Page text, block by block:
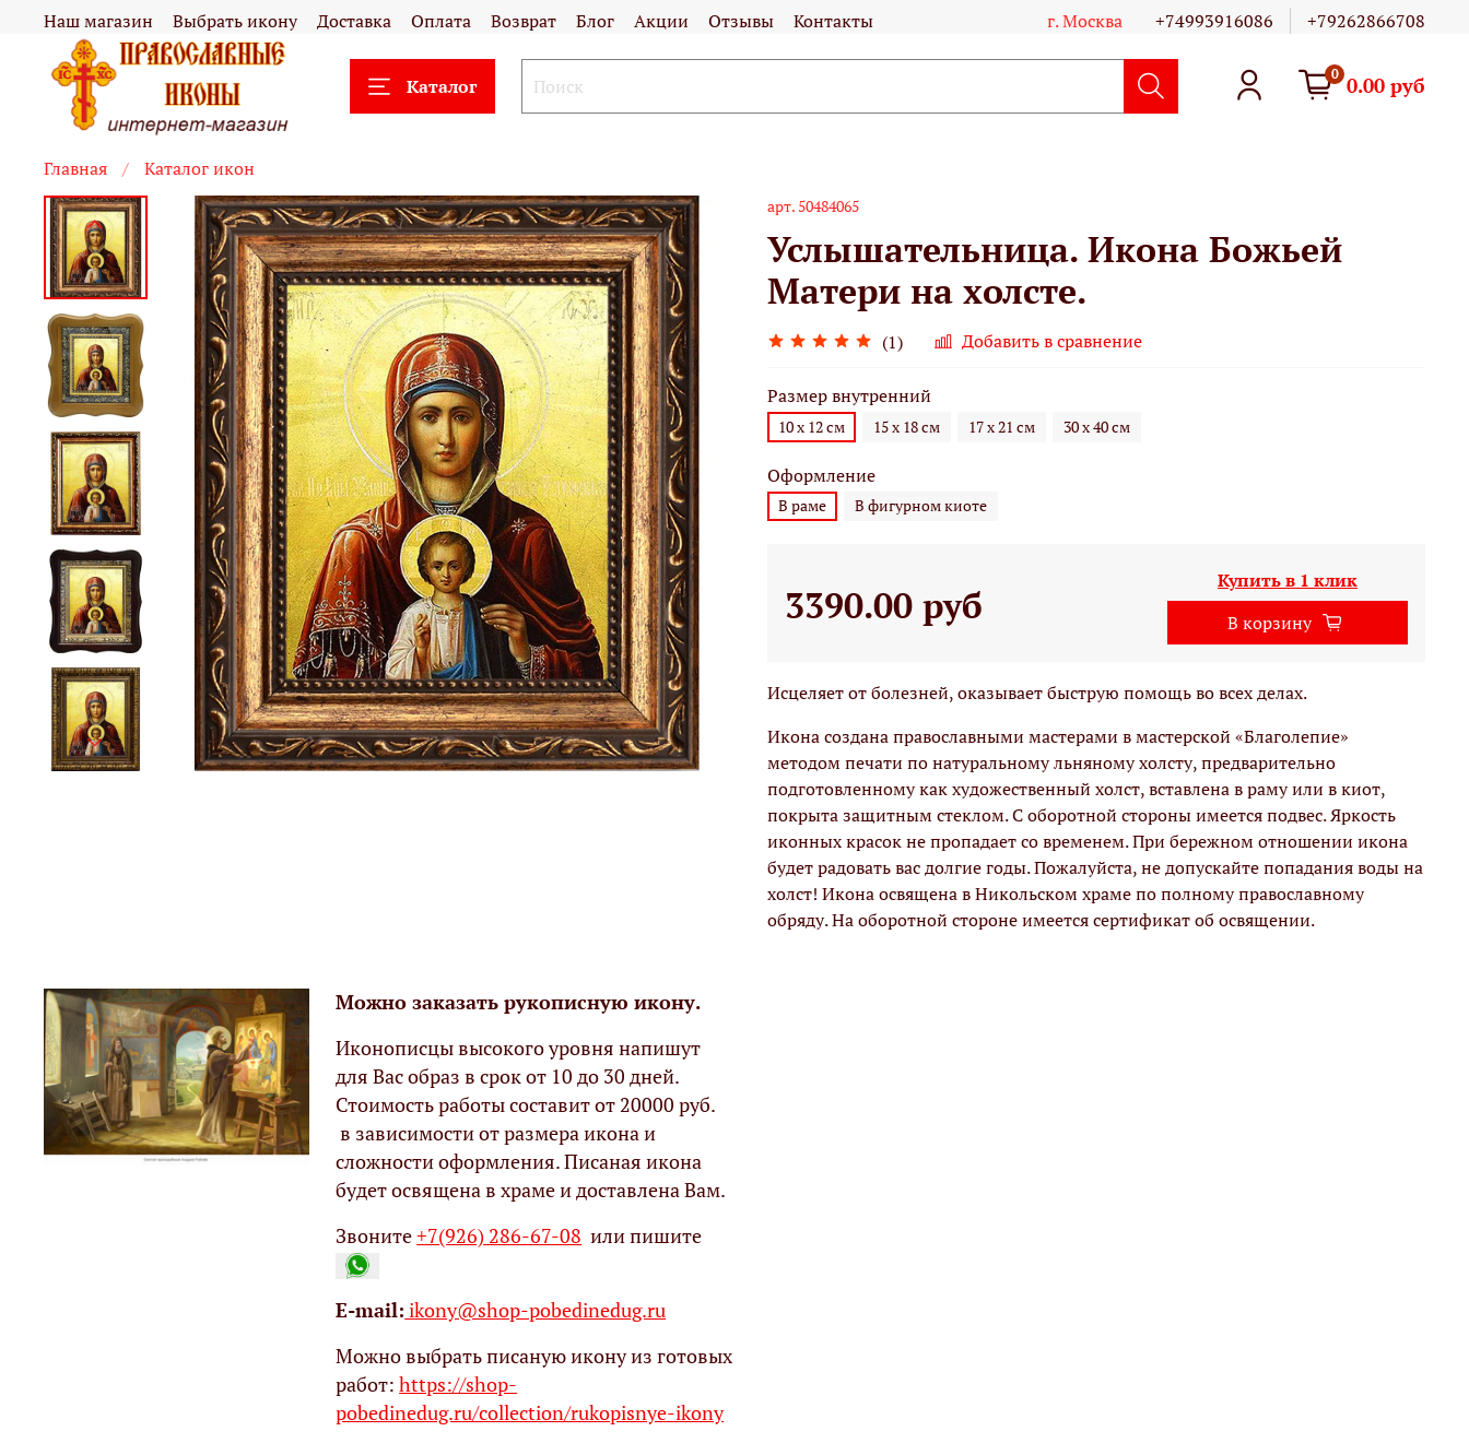
Наш магазин Выбрать икону Доставка Оплата Возврат Блог Акции Отзывы Контакты г. Москва +74993916086 +79262866708
Каталог
0 0.00 руб
Главная Каталог икон
арт. 50484065
Услышательница. Икона Божьей
Матери на холсте.
(1) Добавить в сравнение
Размер внутренний
10 х 12 см 15 х 18 см 17 х 21 см 30 х 40 см
Оформление
В раме В фигурном киоте
3390.00 руб
Купить в 1 клик
В корзину
Исцеляет от болезней, оказывает быструю помощь во всех делах.
Икона создана православными мастерами в мастерской «Благолепие»
методом печати по натуральному льняному холсту, предварительно
подготовленному как художественный холст, вставлена в раму или в киот,
покрыта защитным стеклом. С оборотной стороны имеется подвес. Яркость
иконных красок не пропадает со временем. При бережном отношении икона
будет радовать вас долгие годы. Пожалуйста, не допускайте попадания воды на
холст! Икона освящена в Никольском храме по полному православному
обряду. На оборотной стороне имеется сертификат об освящении.
Можно заказать рукописную икону.
Иконописцы высокого уровня напишут
для Вас образ в срок от 10 до 30 дней.
Стоимость работы составит от 20000 руб.
в зависимости от размера икона и
сложности оформления. Писаная икона
будет освящена в храме и доставлена Вам.
Звоните+7(926) 286-67-08 или пишите
Е-mail: ikony@shop-pobedinedug.ru
Можно выбрать писаную икону из готовых
работ:https://shop-
pobedinedug.ru/collection/rukopisnye-ikony